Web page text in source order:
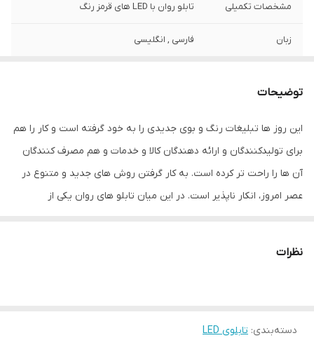
مشخصات تکمیلی تابلو روان با LED های قرمز رنگ
زبان فارسی , انگلیسی
جنس فلزی
وزن
توضیحات
این روز ها تبلیغات رنگ و بوی جدیدی را به خود گرفته است و کار را هم
برای تولیدکنندگان و ارائه دهندگان کالا و خدمات و هم مصرف کنندگان
آن ها را راحت تر کرده است. به کار گرفتن روش های جدید و متنوع در
عصر امروز، انکار ناپذیر است. در این میان تابلو های روان یکی از
است. این تابلوها اطلاعات را به صورت مختصر و مفید و در قالب متن ها
نظرات
دسته‌بندی: تابلوی LED